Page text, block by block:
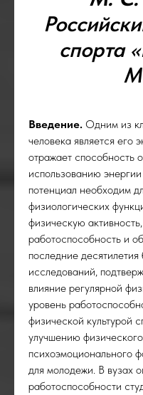
спорта
Введение. Одним из
человека является его
отражает способность
использованию
потенциал необходим
физиологических
физическую
работоспособность и
последние
исследований,
влияние регулярной
уровень
физической культурой
улучшению
психоэмоционального
для молодежи. В вузах
работоспособности